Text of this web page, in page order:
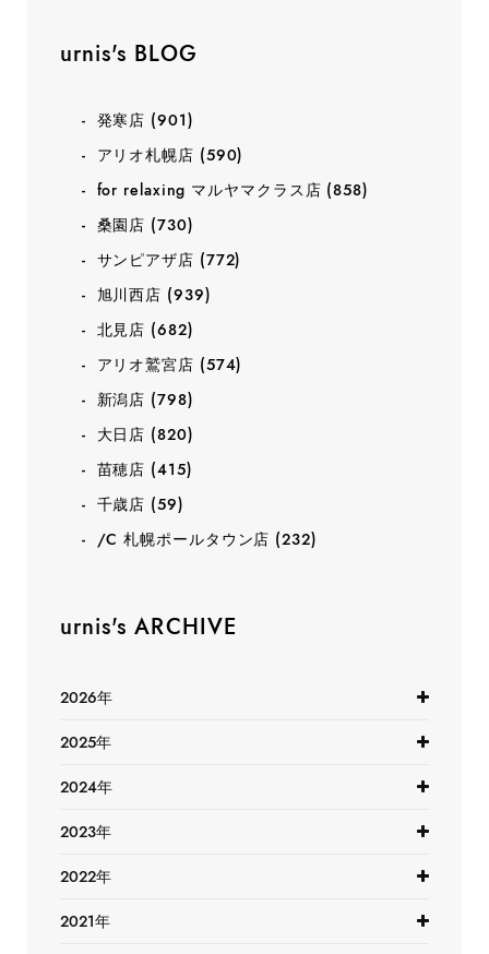
urnis's BLOG
発寒店 (901)
アリオ札幌店 (590)
for relaxing マルヤマクラス店 (858)
桑園店 (730)
サンピアザ店 (772)
旭川西店 (939)
北見店 (682)
アリオ鷲宮店 (574)
新潟店 (798)
大日店 (820)
苗穂店 (415)
千歳店 (59)
/C 札幌ポールタウン店 (232)
urnis's ARCHIVE
2026年
2025年
2024年
2023年
2022年
2021年